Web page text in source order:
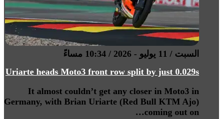
السبت / 11 يوليو - 2026 / 10:34 مساءً
Uriarte heads Moto3 front row split by just 0.029s
It almost couldn’t get any closer in Moto3 in
Germany, with Brian Uriarte (Red Bull KTM Ajo)
coming out on…